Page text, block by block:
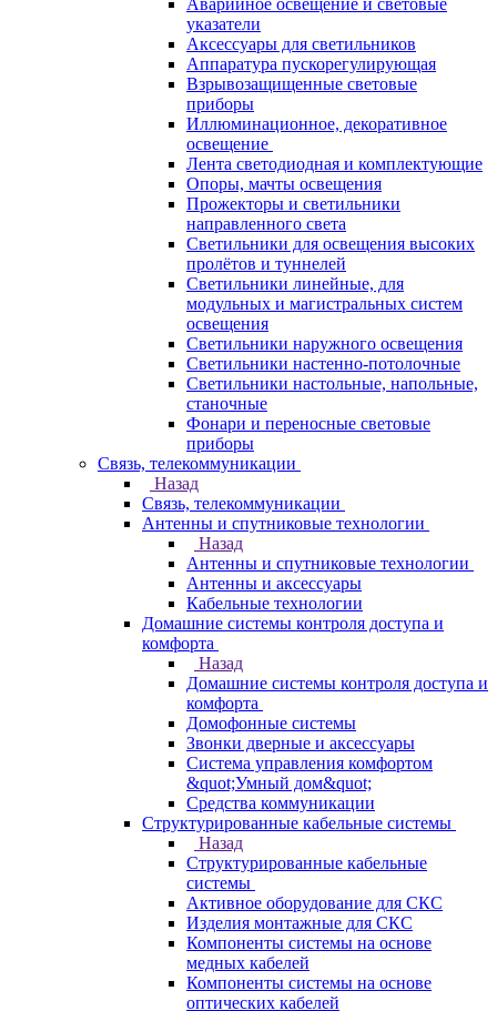
Аварийное освещение и световые
указатели
Аксессуары для светильников
Аппаратура пускорегулирующая
Взрывозащищенные световые
приборы
Иллюминационное, декоративное
освещение
Лента светодиодная и комплектующие
Опоры, мачты освещения
Прожекторы и светильники
направленного света
Светильники для освещения высоких
пролётов и туннелей
Светильники линейные, для
модульных и магистральных систем
освещения
Светильники наружного освещения
Светильники настенно-потолочные
Светильники настольные, напольные,
станочные
Фонари и переносные световые
приборы
Связь, телекоммуникации
Назад
Связь, телекоммуникации
Антенны и спутниковые технологии
Назад
Антенны и спутниковые технологии
Антенны и аксессуары
Кабельные технологии
Домашние системы контроля доступа и
комфорта
Назад
Домашние системы контроля доступа и
комфорта
Домофонные системы
Звонки дверные и аксессуары
Система управления комфортом
&quot;Умный дом&quot;
Средства коммуникации
Структурированные кабельные системы
Назад
Структурированные кабельные
системы
Активное оборудование для СКС
Изделия монтажные для СКС
Компоненты системы на основе
медных кабелей
Компоненты системы на основе
оптических кабелей